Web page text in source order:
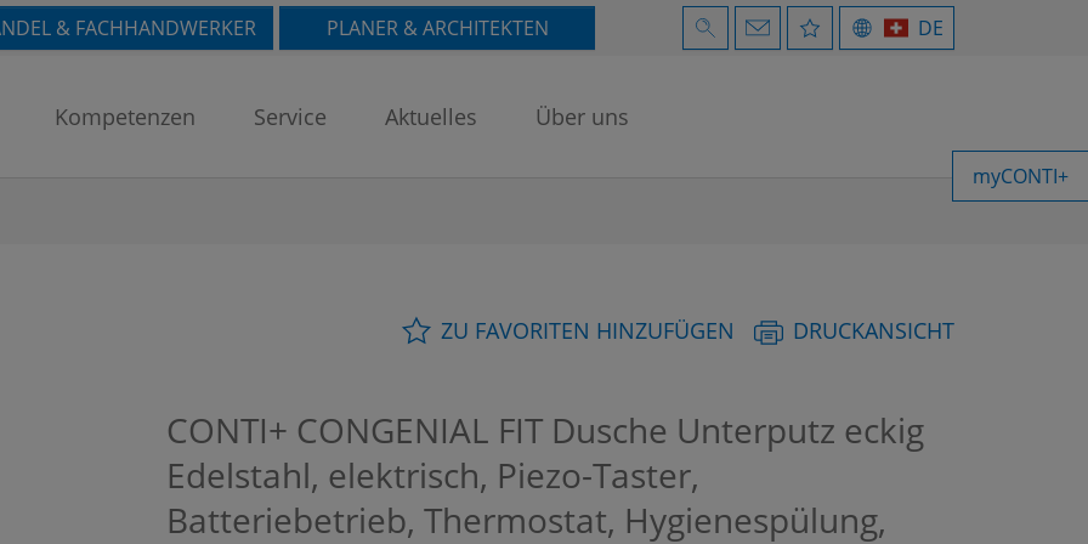
& FACHHANDWERKER PLANER & ARCHITEKTEN DE
Kompetenzen Service Aktuelles Über uns
myCONTI+
ZU FAVORITEN HINZUFÜGEN DRUCKANSICHT
CONTI+ CONGENIAL FIT Dusche Unterputz eckig
Edelstahl, elektrisch, Piezo-Taster,
Batteriebetrieb, Thermostat, Hygienespülung,